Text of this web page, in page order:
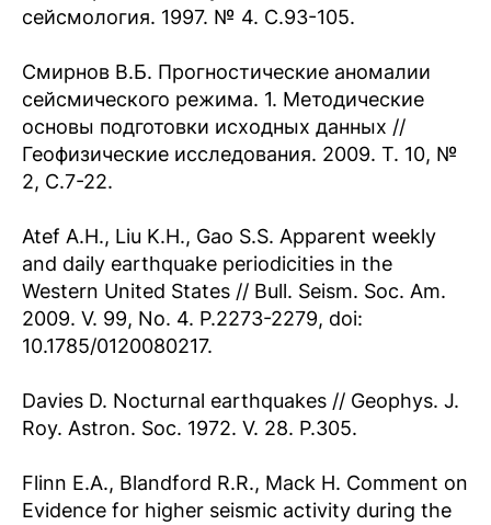
сейсмология. 1997. № 4. С.93-105.
Смирнов В.Б. Прогностические аномалии
сейсмического режима. 1. Методические
основы подготовки исходных данных //
Геофизические исследования. 2009. Т. 10, №
2, С.7-22.
Atef A.H., Liu K.H., Gao S.S. Apparent weekly
and daily earthquake periodicities in the
Western United States // Bull. Seism. Soc. Am.
2009. V. 99, No. 4. P.2273-2279, doi:
10.1785/0120080217.
Davies D. Nocturnal earthquakes // Geophys. J.
Roy. Astron. Soc. 1972. V. 28. P.305.
Flinn E.A., Blandford R.R., Mack H. Comment on
Evidence for higher seismic activity during the